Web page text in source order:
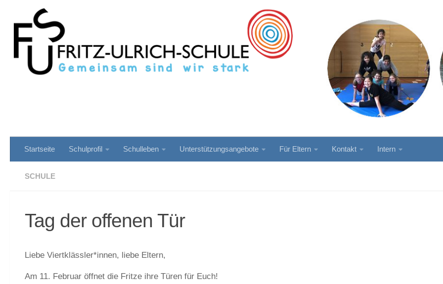
Zum Inhalt springen
Startseite Schulprofil Schulleben Unterstützungsangebote Für Eltern Kontakt Intern
SCHULE
Tag der offenen Tür
Liebe Viertklässler*innen, liebe Eltern,
Am 11. Februar öffnet die Fritze ihre Türen für Euch!